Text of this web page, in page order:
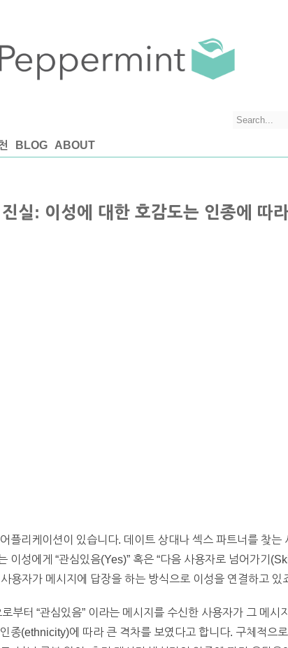
BLOG ABOUT
실: 이성에 대한 호감도는 인종에 따
리케이션이 있습니다. 데이트 상대나 섹스 파트너를 찾는
성에게 “관심있음(Yes)” 혹은 “다음 사용자로 넘어가기
용자가 메시지에 답장을 하는 방식으로 이성을 연결하고 있
부터 “관심있음” 이라는 메시지를 수신한 사용자가 그 메시
종(ethnicity)에 따라 큰 격차를 보였다고 합니다. 구체적으로